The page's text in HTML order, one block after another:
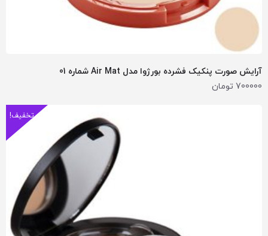
آرایش صورت پنکیک فشرده بورژوا مدل Air Mat شماره 01
700000 تومان
تخفیف!